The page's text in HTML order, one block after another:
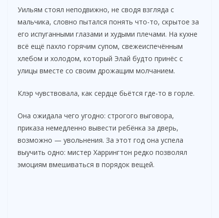
Уильям стоял неподвижно, не сводя взгляда с
мальчика, словно пытался понять что-то, скрытое за
его испуганными глазами и худыми плечами. На кухне
всё ещё пахло горячим супом, свежеиспечённым
хлебом и холодом, который Элай будто принёс с
улицы вместе со своим дрожащим молчанием.
Клэр чувствовала, как сердце бьётся где-то в горле.
Она ожидала чего угодно: строгого выговора,
приказа немедленно вывести ребёнка за дверь,
возможно — увольнения. За этот год она успела
выучить одно: мистер Харрингтон редко позволял
эмоциям вмешиваться в порядок вещей.